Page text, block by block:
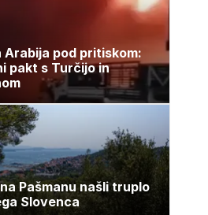
Arabija pod pritiskom:
pakt s Turčijo in
Pašmanu našli truplo
Slovenca